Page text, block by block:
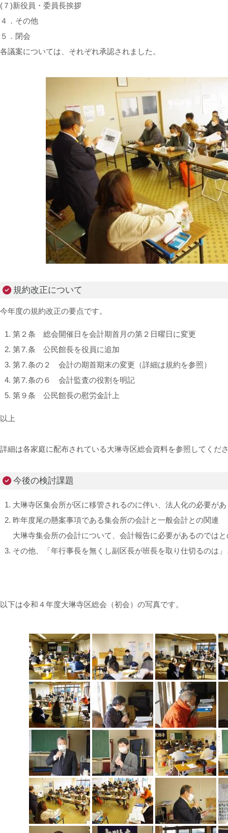
(７)新役員・委員長挨拶
４．その他
５．閉会
各議案については、それぞれ承認されました。
規約改正について
今年度の規約改正の要点です。
第２条 総会開催日を会計期首月の第２日曜日に変更
第⒎条 公民館長を役員に追加
第⒎条の２ 会計の期首期末の変更（詳細は規約を参照）
第⒎条の６ 会計監査の役割を明記
第９条 公民館長の慰労金計上
以上
詳細は各家庭に配布されている大琳寺区総会資料を参照してくだ
今後の検討課題
大琳寺区集会所が区に移管されるのに伴い、法人化の必要が
昨年度尾の懸案事項である集会所の会計と一般会計との関連
大琳寺集会所の会計について、会計報告に必要があるのでは
その他、「年行事長を無くし副区長が班長を取り仕切るのは
以下は令和４年度大琳寺区総会（初会）の写真です。